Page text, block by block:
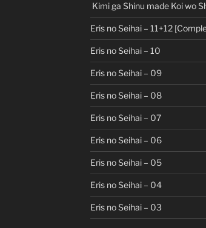
Kimi ga Shinu made Koi wo
Eris no Seihai – 11+12
Eris no Seihai – 10
Eris no Seihai – 09
Eris no Seihai – 08
Eris no Seihai – 07
Eris no Seihai – 06
Eris no Seihai – 05
Eris no Seihai – 04
Eris no Seihai – 03